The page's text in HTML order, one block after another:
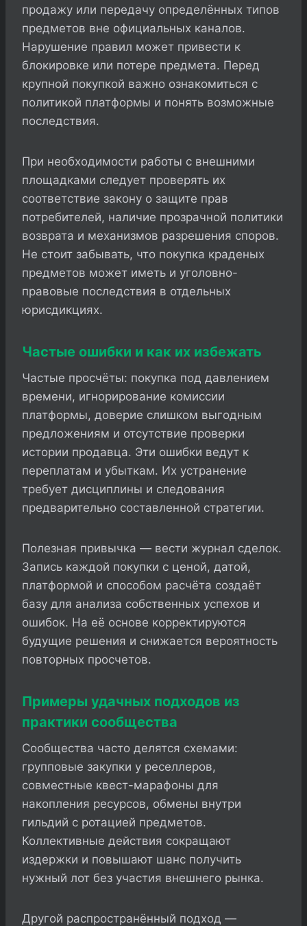
продажу или передачу определённых типов
предметов вне официальных каналов.
Нарушение правил может привести к
блокировке или потере предмета. Перед
крупной покупкой важно ознакомиться с
политикой платформы и понять возможные
последствия.
При необходимости работы с внешними
площадками следует проверять их
соответствие закону о защите прав
потребителей, наличие прозрачной политики
возврата и механизмов разрешения споров.
Не стоит забывать, что покупка краденых
предметов может иметь и уголовно-
правовые последствия в отдельных
юрисдикциях.
Частые ошибки и как их избежать
Частые просчёты: покупка под давлением
времени, игнорирование комиссии
платформы, доверие слишком выгодным
предложениям и отсутствие проверки
истории продавца. Эти ошибки ведут к
переплатам и убыткам. Их устранение
требует дисциплины и следования
предварительно составленной стратегии.
Полезная привычка — вести журнал сделок.
Запись каждой покупки с ценой, датой,
платформой и способом расчёта создаёт
базу для анализа собственных успехов и
ошибок. На её основе корректируются
будущие решения и снижается вероятность
повторных просчетов.
Примеры удачных подходов из
практики сообщества
Сообщества часто делятся схемами:
групповые закупки у реселлеров,
совместные квест-марафоны для
накопления ресурсов, обмены внутри
гильдий с ротацией предметов.
Коллективные действия сокращают
издержки и повышают шанс получить
нужный лот без участия внешнего рынка.
Другой распространённый подход —